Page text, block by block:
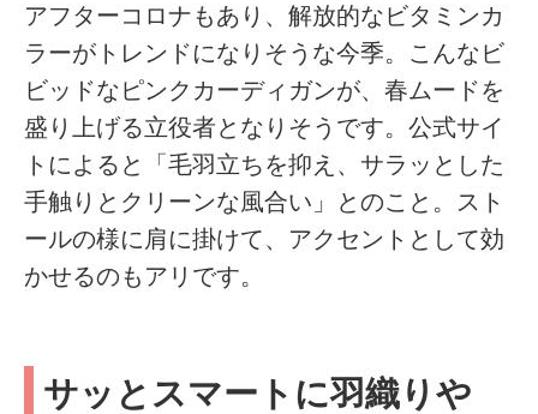
アフターコロナもあり、解放的なビタミンカ
ラーがトレンドになりそうな今季。こんなビ
ビッドなピンクカーディガンが、春ムードを
盛り上げる立役者となりそうです。公式サイ
トによると「毛羽立ちを抑え、サラッとした
手触りとクリーンな風合い」とのこと。スト
ールの様に肩に掛けて、アクセントとして効
かせるのもアリです。
サッとスマートに羽織りや